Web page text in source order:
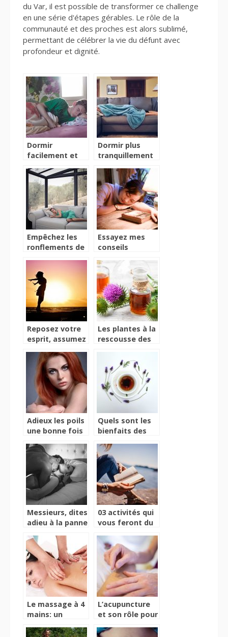
du Var, il est possible de transformer ce challenge
en une série d'étapes gérables. Le rôle de la
communauté et des proches est alors sublimé,
permettant de célébrer la vie du défunt avec
profondeur et dignité.
Dormir
facilement et
ronflement
Dormir plus
tranquillement
astuces
Empêchez les
ronflements de
proches en
lisant cet article
Essayez mes
conseils
bien dormir
sans ronfler
Reposez votre
esprit, assumez
plage
Les plantes à la
rescousse des
quotidien
Adieux les poils
une bonne fois
Quels sont les
bienfaits des
l’organisme
Messieurs, dites
adieu à la panne
03 activités qui
vous feront du
Le massage à 4
mains: un
pure détente
L’acupuncture
et son rôle pour
l’organisme